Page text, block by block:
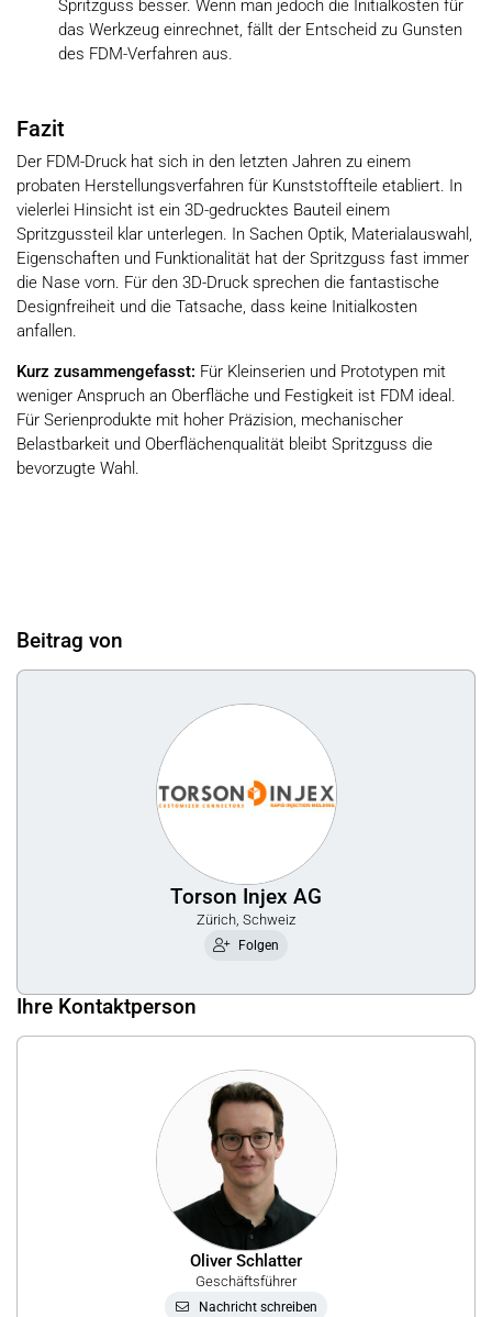
Spritzguss besser. Wenn man jedoch die Initialkosten für
das Werkzeug einrechnet, fällt der Entscheid zu Gunsten
des FDM-Verfahren aus.
Fazit
Der FDM-Druck hat sich in den letzten Jahren zu einem
probaten Herstellungsverfahren für Kunststoffteile etabliert. In
vielerlei Hinsicht ist ein 3D-gedrucktes Bauteil einem
Spritzgussteil klar unterlegen. In Sachen Optik, Materialauswahl,
Eigenschaften und Funktionalität hat der Spritzguss fast immer
die Nase vorn. Für den 3D-Druck sprechen die fantastische
Designfreiheit und die Tatsache, dass keine Initialkosten
anfallen.
Kurz zusammengefasst: Für Kleinserien und Prototypen mit
weniger Anspruch an Oberfläche und Festigkeit ist FDM ideal.
Für Serienprodukte mit hoher Präzision, mechanischer
Belastbarkeit und Oberflächenqualität bleibt Spritzguss die
bevorzugte Wahl.
Beitrag von
Torson Injex AG
Zürich, Schweiz
Folgen
Ihre Kontaktperson
Oliver Schlatter
Geschäftsführer
Nachricht schreiben